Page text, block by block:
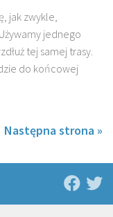
jak zwykle,
jednego
tej samej tra­sy.
do końcowej
Następna strona »